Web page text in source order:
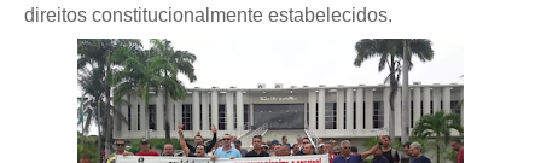
direitos constitucionalmente estabelecidos.